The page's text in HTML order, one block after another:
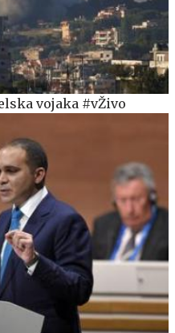
vojaka #vŽivo